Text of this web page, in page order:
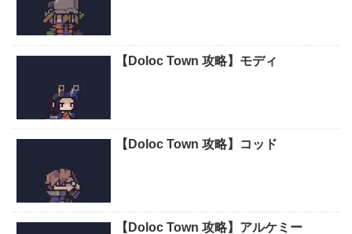
【Doloc Town 攻略】モディ
【Doloc Town 攻略】コッド
【Doloc Town 攻略】アルケミー